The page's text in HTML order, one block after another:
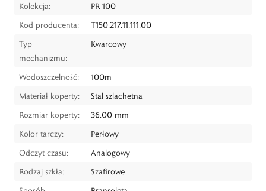
Kolekcja:
PR 100
Kod producenta:
T150.217.11.111.00
Typ
mechanizmu:
Kwarcowy
Wodoszczelność:
100m
Materiał koperty:
Stal szlachetna
Rozmiar koperty:
36,00 mm
Kolor tarczy:
Perłowy
Odczyt czasu:
Analogowy
Rodzaj szkła:
Szafirowe